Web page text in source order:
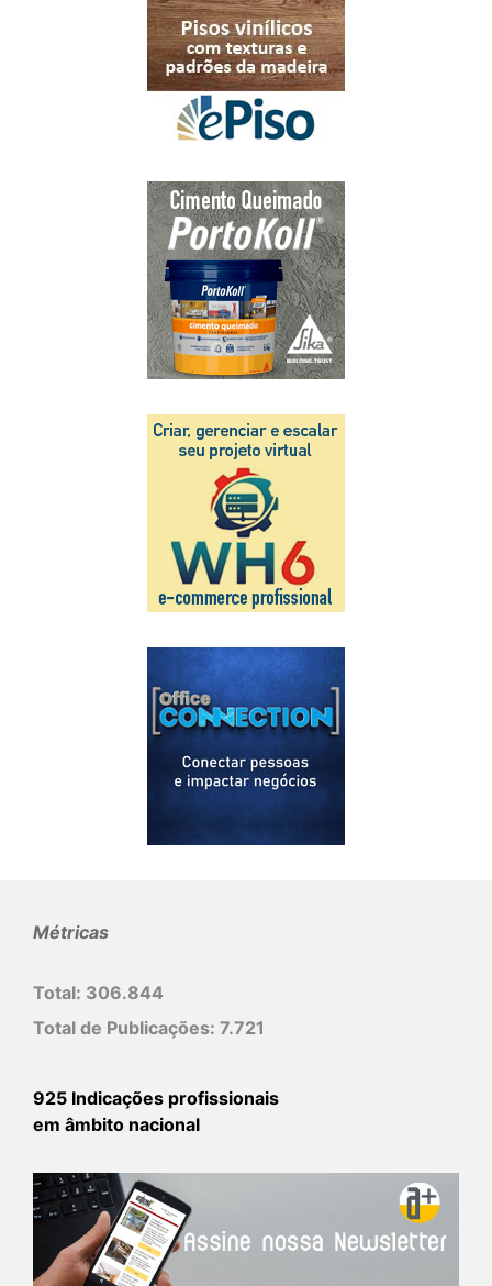
Métricas
Total: 306.844
Total de Publicações: 7.721
925 Indicações profissionais
em âmbito nacional